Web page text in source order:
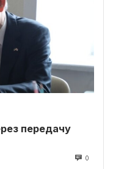
передачу
0